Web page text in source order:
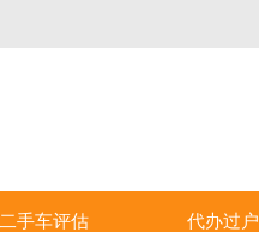
二手车评估 代办过户